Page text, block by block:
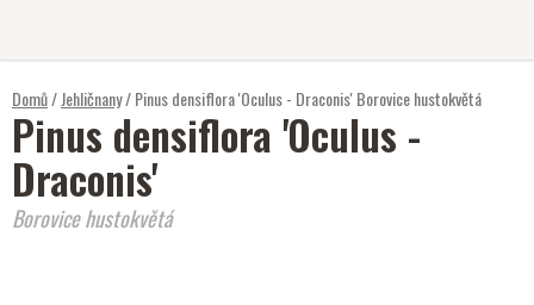
Domů/Jehličnany/Pinus densiflora 'Oculus - Draconis'Borovice hustokvětá
Pinus densiflora 'Oculus -
Draconis'
Borovice hustokvětá